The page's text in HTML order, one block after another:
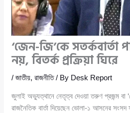
‘জেন-জি’কে সতর্কবার্তা
নয়, বিতর্ক প্রক্রিয়া ঘিরে
/জাতীয়,রাজনীতি/ By Desk Report
জুলাই অভ্যুত্থানে নেতৃত্ব দেওয়া তরুণ প্রজন্ম বা
রাজনৈতিক বার্তা দিয়েছেন ভোলা-১ আসনের